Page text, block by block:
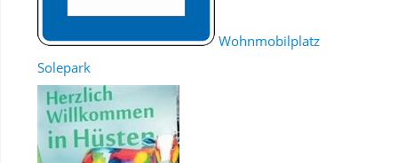
Wohnmobilplatz
Solepark